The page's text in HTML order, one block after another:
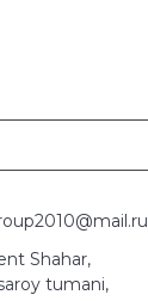
Shahar,
tumani,